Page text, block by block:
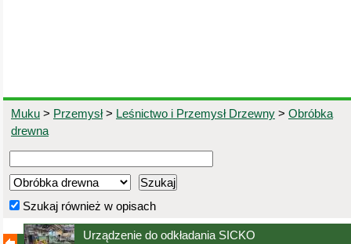
Muku > Przemysł> Leśnictwo i Przemysł Drzewny > Obróbka
drewna
Szukaj również w opisach
Urządzenie do odkładania SICKO